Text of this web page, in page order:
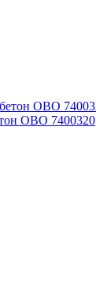
OBO 7400320